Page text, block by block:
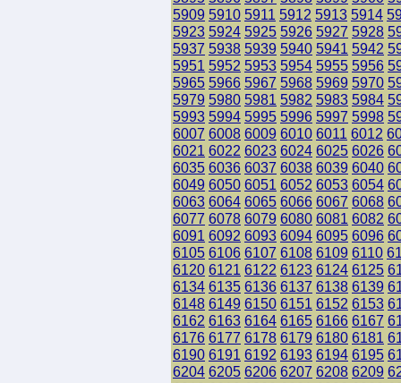
5909 5910 5911 5912 5913 5914
5923 5924 5925 5926 5927 5928
5937 5938 5939 5940 5941 5942
5951 5952 5953 5954 5955 5956
5965 5966 5967 5968 5969 5970
5979 5980 5981 5982 5983 5984
5993 5994 5995 5996 5997 5998
6007 6008 6009 6010 6011 6012
6021 6022 6023 6024 6025 6026
6035 6036 6037 6038 6039 6040
6049 6050 6051 6052 6053 6054
6063 6064 6065 6066 6067 6068
6077 6078 6079 6080 6081 6082
6091 6092 6093 6094 6095 6096
6105 6106 6107 6108 6109 6110
6120 6121 6122 6123 6124 6125
6134 6135 6136 6137 6138 6139
6148 6149 6150 6151 6152 6153
6162 6163 6164 6165 6166 6167
6176 6177 6178 6179 6180 6181
6190 6191 6192 6193 6194 6195
6204 6205 6206 6207 6208 6209